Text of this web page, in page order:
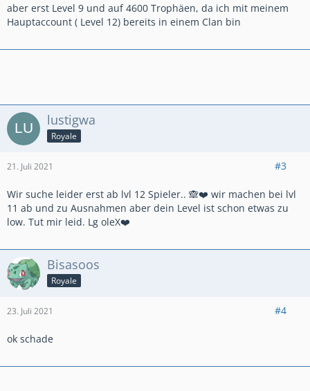
aber erst Level 9 und auf 4600 Trophäen, da ich mit meinem
Hauptaccount ( Level 12) bereits in einem Clan bin
lustigwa
Royale
21. Juli 2021 #3
Wir suche leider erst ab lvl 12 Spieler.. 🙈❤️ wir machen bei lvl
11 ab und zu Ausnahmen aber dein Level ist schon etwas zu
low. Tut mir leid. Lg oleX❤️
Bisasoos
Royale
23. Juli 2021 #4
ok schade